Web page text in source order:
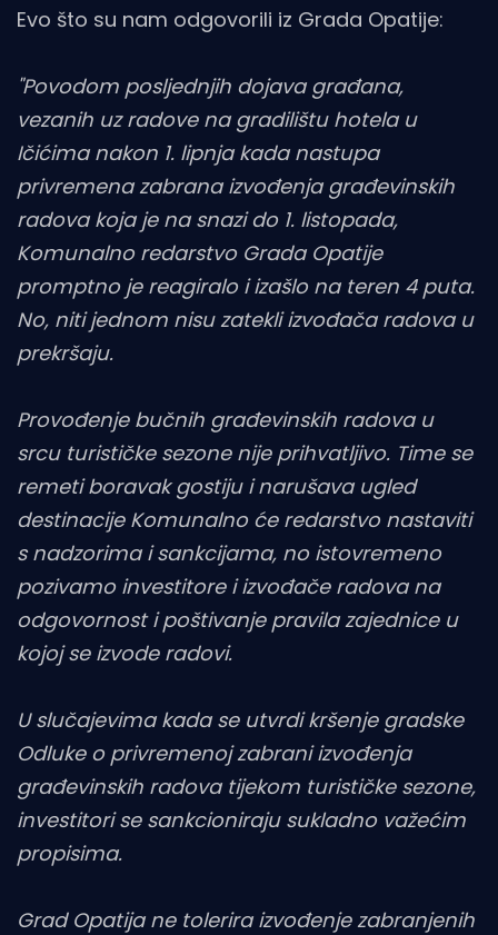
Evo što su nam odgovorili iz Grada Opatije:
"Povodom posljednjih dojava građana,
vezanih uz radove na gradilištu hotela u
Ičićima nakon 1. lipnja kada nastupa
privremena zabrana izvođenja građevinskih
radova koja je na snazi do 1. listopada,
Komunalno redarstvo Grada Opatije
promptno je reagiralo i izašlo na teren 4 puta.
No, niti jednom nisu zatekli izvođača radova u
prekršaju.
Provođenje bučnih građevinskih radova u
srcu turističke sezone nije prihvatljivo. Time se
remeti boravak gostiju i narušava ugled
destinacije Komunalno će redarstvo nastaviti
s nadzorima i sankcijama, no istovremeno
pozivamo investitore i izvođače radova na
odgovornost i poštivanje pravila zajednice u
kojoj se izvode radovi.
U slučajevima kada se utvrdi kršenje gradske
Odluke o privremenoj zabrani izvođenja
građevinskih radova tijekom turističke sezone,
investitori se sankcioniraju sukladno važećim
propisima.
Grad Opatija ne tolerira izvođenje zabranjenih